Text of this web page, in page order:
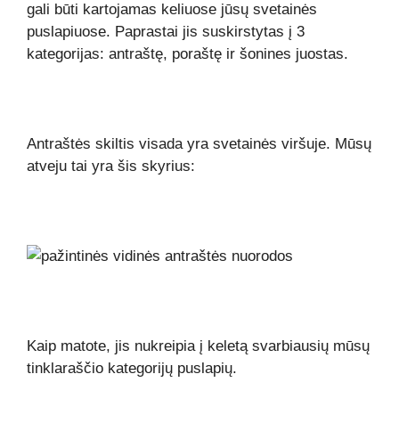
gali būti kartojamas keliuose jūsų svetainės
puslapiuose. Paprastai jis suskirstytas į 3
kategorijas: antraštę, poraštę ir šonines juostas.
Antraštės skiltis visada yra svetainės viršuje. Mūsų
atveju tai yra šis skyrius:
Kaip matote, jis nukreipia į keletą svarbiausių mūsų
tinklaraščio kategorijų puslapių.